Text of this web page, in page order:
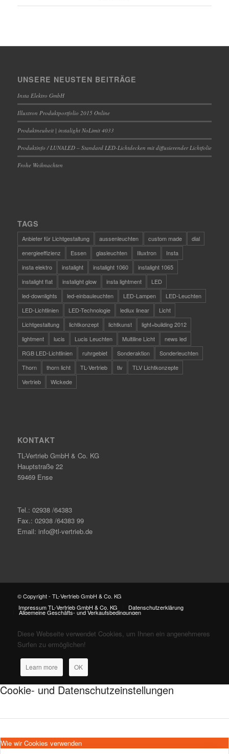
UNSERE NEUSTEN BEITRÄGE
Insta Elektro GmbH
Illuxtron Produktportfolio 2015 Online
Produktneuheit | instalight NoLimit 4033
Produktinfo / LUNALED – Standard LED-Lichtdecken mit diffusierender Lichtfolie
Frohe Weihnachten
TAGS
Anbieter für Lichtgestaltung aussenleuchten custom made
dial
energieeffizienz
Essen glasleuchten Illuxtron
Insta
insta elektro
instalight instalight 1060
instalight 1065
instalight flat
instalight glow insta lightment
LED
led-downlights
led-einbauleuchten LED-Lampen
LED-Leuchten
LED-Lichtlinien
LED-Technologie ledlux linear
Licht
Lichtgestaltung
lichtkonzept lichtkunst
light+building 2012
lightment
lucis Lucis Leuchten Multiline Licht
news led
RGB LED-Lichtlinien
ruhrgebiet Sonderaktion
Sonderleuchten
Thorn
thorn licht TL-Vertrieb tlv
TLV Lichtkonzepte
Vertrieb
Wickede
KONTAKT
TL-Vertrieb GmbH & Co. KG
Hauptstraße 22
59469 Ense
Tel.: 02938 /64383
Fax.: 02938 /64383 99
Email: info@tl-vertrieb.de
© Copyright - TL-Vertrieb GmbH & Co. KG
Impressum TL-Vertrieb GmbH & Co. KG
Datenschutzerklärung
Allgemeine Geschäfts- und Verkaufsbedingungen
Diese Webseite verwendet Cookies, um Ihnen ein angenehmeres
Surfen zu ermöglichen!
Learn more OK
Cookie- und Datenschutzeinstellungen
Wie wir Cookies verwenden